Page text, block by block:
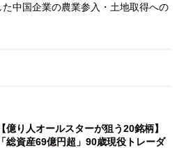
中国企業の農業参入・土地取得への
【億り人オールスターが狙う20銘柄】
「総資産69億円超」90歳現役トレーダ